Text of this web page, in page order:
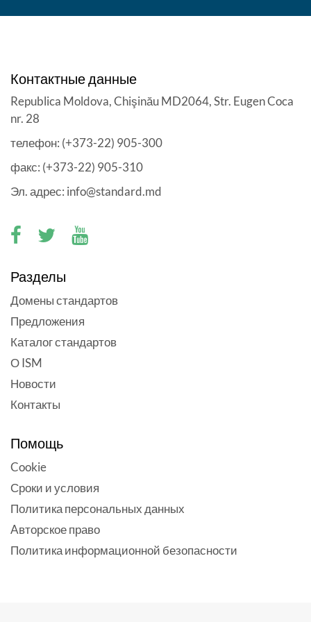
Контактные данные
Republica Moldova, Chişinău MD2064, Str. Eugen Coca
nr. 28
телефон: (+373-22) 905-300
факс: (+373-22) 905-310
Эл. адрес: info@standard.md
Разделы
Домены стандартов
Предложения
Каталог стандартов
О ISM
Новости
Контакты
Помощь
Cookie
Сроки и условия
Политика персональных данных
Aвторское право
Политика информационной безопасности